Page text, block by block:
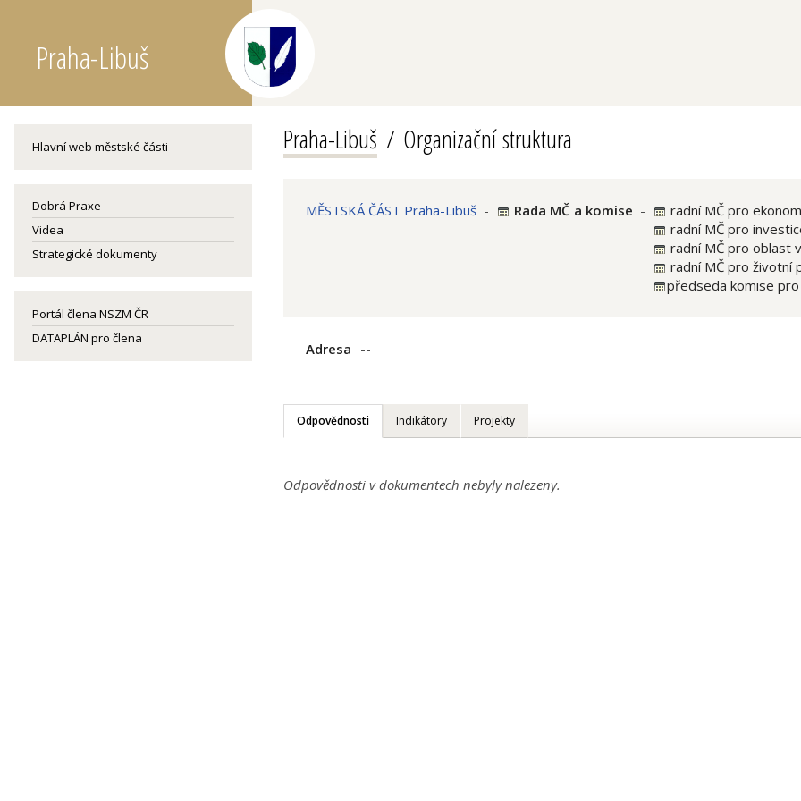
Praha-Libuš
Hlavní web městské části
Dobrá Praxe
Videa
Strategické dokumenty
Portál člena NSZM ČR
DATAPLÁN pro člena
Praha-Libuš Organizační struktura
MĚSTSKÁ ČÁST Praha-Libuš - Rada MČ a komise -
radní MČ pro
radní MČ pro
radní MČ pro oblast
radní MČ pro životní
předseda komise
Adresa --
Odpovědnosti Indikátory Projekty
Odpovědnosti v dokumentech nebyly nalezeny.